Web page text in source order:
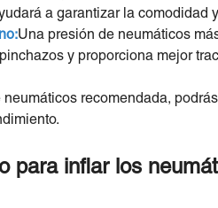
a garantizar la comodidad
Una presión de neumáticos
y proporciona mejor
recomendada,
para inflar los